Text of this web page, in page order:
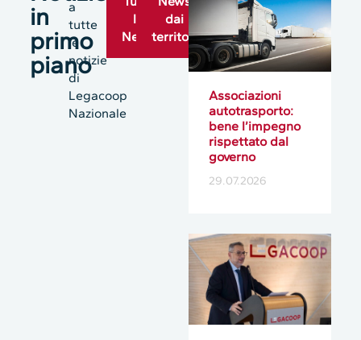
in
primo
piano
a
tutte
le
notizie
di
Legacoop
Nazionale
le
News
dai
territori
Associazioni
autotrasporto:
bene l’impegno
rispettato dal
governo
29.07.2026